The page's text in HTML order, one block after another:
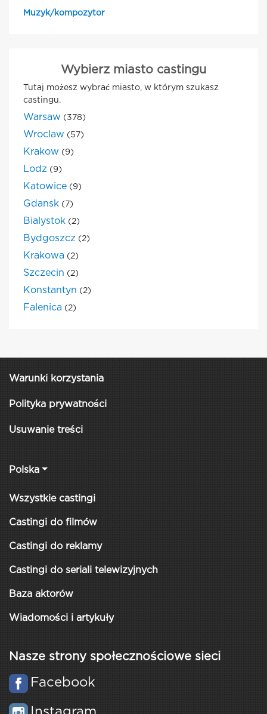
Muzyk/kompozytor
Wybierz miasto castingu
Tutaj możesz wybrać miasto, w którym szukasz
castingu.
Warsaw (378)
Wroclaw (57)
Krakow (9)
Lodz (9)
Katowice (9)
Gdansk (7)
Bialystok (2)
Bydgoszcz (2)
Krakowa (2)
Szczecin (2)
Konstantyn (2)
Falenica (2)
Warunki korzystania
Polityka prywatności
Usuwanie treści
Polska
Wszystkie castingi
Castingi do filmów
Castingi do reklamy
Castingi do seriali telewizyjnych
Baza aktorów
Wiadomości i artykuły
Nasze strony społecznościowe sieci
Facebook